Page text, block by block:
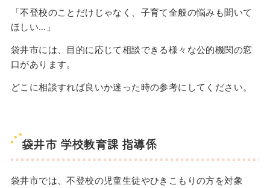
「不登校のことだけじゃなく、子育て全般の悩みも聞いて
ほしい…」
袋井市には、目的に応じて相談できる様々な公的機関の窓
口があります。
どこに相談すれば良いか迷った時の参考にしてください。
袋井市 学校教育課 指導係
袋井市では、不登校の児童生徒やひきこもりの方を対象